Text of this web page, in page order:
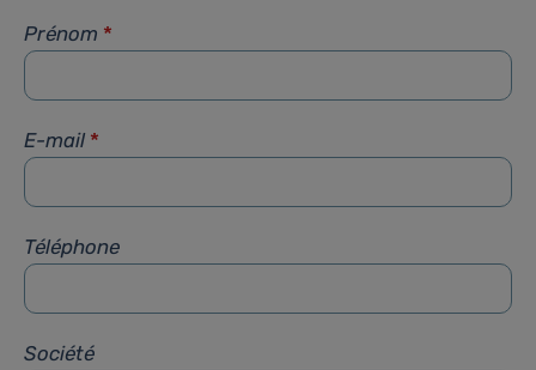
Prénom *
E-mail *
Téléphone
Société